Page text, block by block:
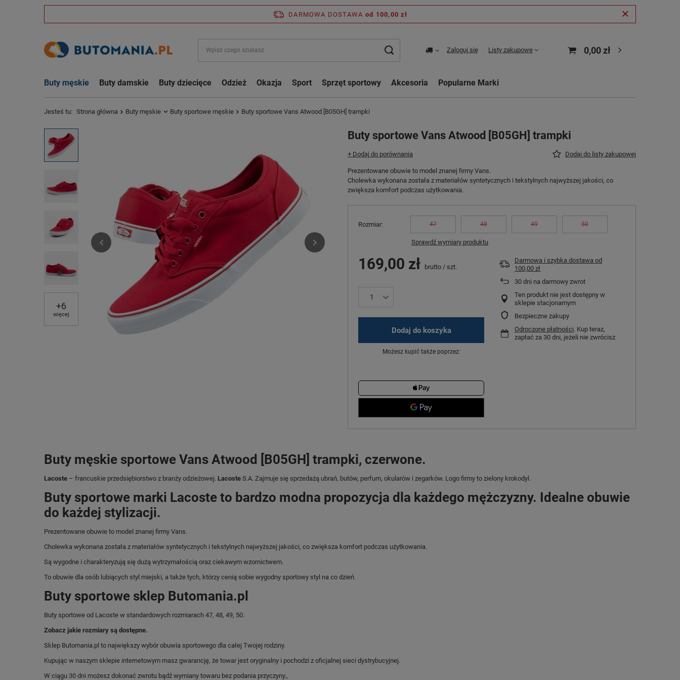
DARMOWA DOSTAWA od 100,00 zł
Zaloguj się Listy zakupowe 0,00 zł
Buty męskie Buty damskie Buty dziecięce Odzież Okazja Sport Sprzęt sportowy Akcesoria Popularne Marki
Jesteś tu: Strona główna Buty męskie Buty sportowe męskie Buty sportowe Vans Atwood [B05GH] trampki
+6
więcej
Buty sportowe Vans Atwood [B05GH] trampki
+ Dodaj do porównania Dodaj do listy zakupowej
Prezentowane obuwie to model znanej firmy Vans.
Cholewka wykonana została z materiałów syntetycznych i tekstylnych najwyższej jakości, co
zwiększa komfort podczas użytkowania.
Rozmiar 47 48 49 50
Sprawdź wymiary produktu
169,00 zł brutto / szt.
Dodaj do koszyka
Możesz kupić także poprzez:
Darmowa i szybka dostawa od
100,00 zł
30 dni na darmowy zwrot
Ten produkt nie jest dostępny w
sklepie stacjonarnym
Bezpieczne zakupy
Odroczone płatności. Kup teraz,
zapłać za 30 dni, jeżeli nie zwrócisz
Buty męskie sportowe Vans Atwood [B05GH] trampki, czerwone.
Lacoste – francuskie przedsiębiorstwo z branży odzieżowej. Lacoste S.A. Zajmuje się sprzedażą ubrań, butów, perfum, okularów i zegarków. Logo firmy to zielony krokodyl.
Buty sportowe marki Lacoste to bardzo modna propozycja dla każdego mężczyzny. Idealne obuwie
do każdej stylizacji.
Prezentowane obuwie to model znanej firmy Vans.
Cholewka wykonana została z materiałów syntetycznych i tekstylnych najwyższej jakości, co zwiększa komfort podczas użytkowania.
Są wygodne i charakteryzują się dużą wytrzymałością oraz ciekawym wzornictwem.
To obuwie dla osób lubiących styl miejski, a także tych, którzy cenią sobie wygodny sportowy styl na co dzień.
Buty sportowe sklep Butomania.pl
Buty sportowe od Lacoste w standardowych rozmiarach 47, 48, 49, 50.
Zobacz jakie rozmiary są dostępne.
Sklep Butomania.pl to największy wybór obuwia sportowego dla całej Twojej rodziny.
Kupując w naszym sklepie internetowym masz gwarancję, że towar jest oryginalny i pochodzi z oficjalnej sieci dystrybucyjnej.
W ciągu 30 dni możesz dokonać zwrotu bądź wymiany towaru bez podania przyczyny.,